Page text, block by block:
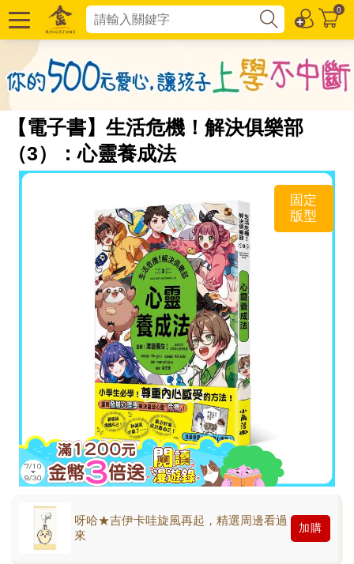
0
【電子書】生活危機！解決俱樂部
（3）：心靈養成法
固定
版型
呀哈★吉伊卡哇旋風再起，精選周邊看過
來
加購